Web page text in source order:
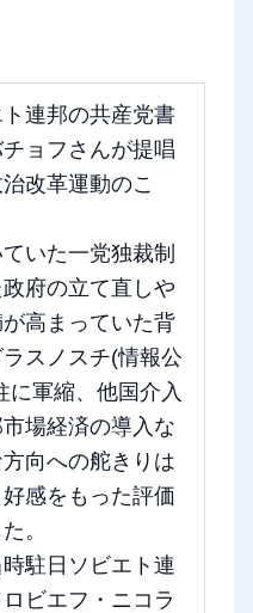
連邦の共産党書
ョフさんが提唱
改革運動のこ
いた一党独裁制
府の立て直しや
高まっていた背
スノスチ(情報公
に軍縮、他国介入
場経済の導入な
向への舵きりは
感をもった評価
。
駐日ソビエト連
ビエフ・ニコラ